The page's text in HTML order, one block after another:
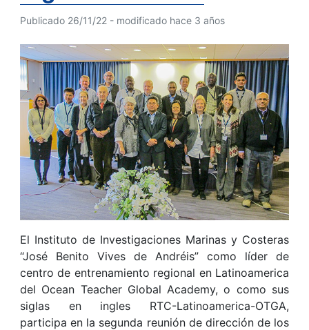
Publicado 26/11/22 - modificado hace 3 años
El Instituto de Investigaciones Marinas y Costeras
“José Benito Vives de Andréis” como líder de
centro de entrenamiento regional en Latinoamerica
del Ocean Teacher Global Academy, o como sus
siglas en ingles RTC-Latinoamerica-OTGA,
participa en la segunda reunión de dirección de los